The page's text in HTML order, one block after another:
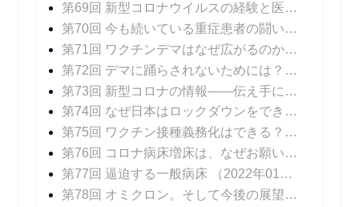
第69回 新型コロナウイルスの経験と医療DXの可能性
第70回 今も続いている重症患者の闘い
（2021年
第71回 ワクチンデマはなぜ広がるのか？
第72回 デマに踊らされないためには？
（2021年
第73回 新型コロナの情報――伝え手に求められること
第74回 なぜ日本はロックダウンをできなかったのか？
第75回 ワクチン接種義務化はできる？ できない？
第76回 コロナ病床増床は、なぜお願いベースなのか？
第77回 逼迫する一般病床
（2022年01月24日 掲載）
第78回 オミクロン。そして今後の展望
（2022年